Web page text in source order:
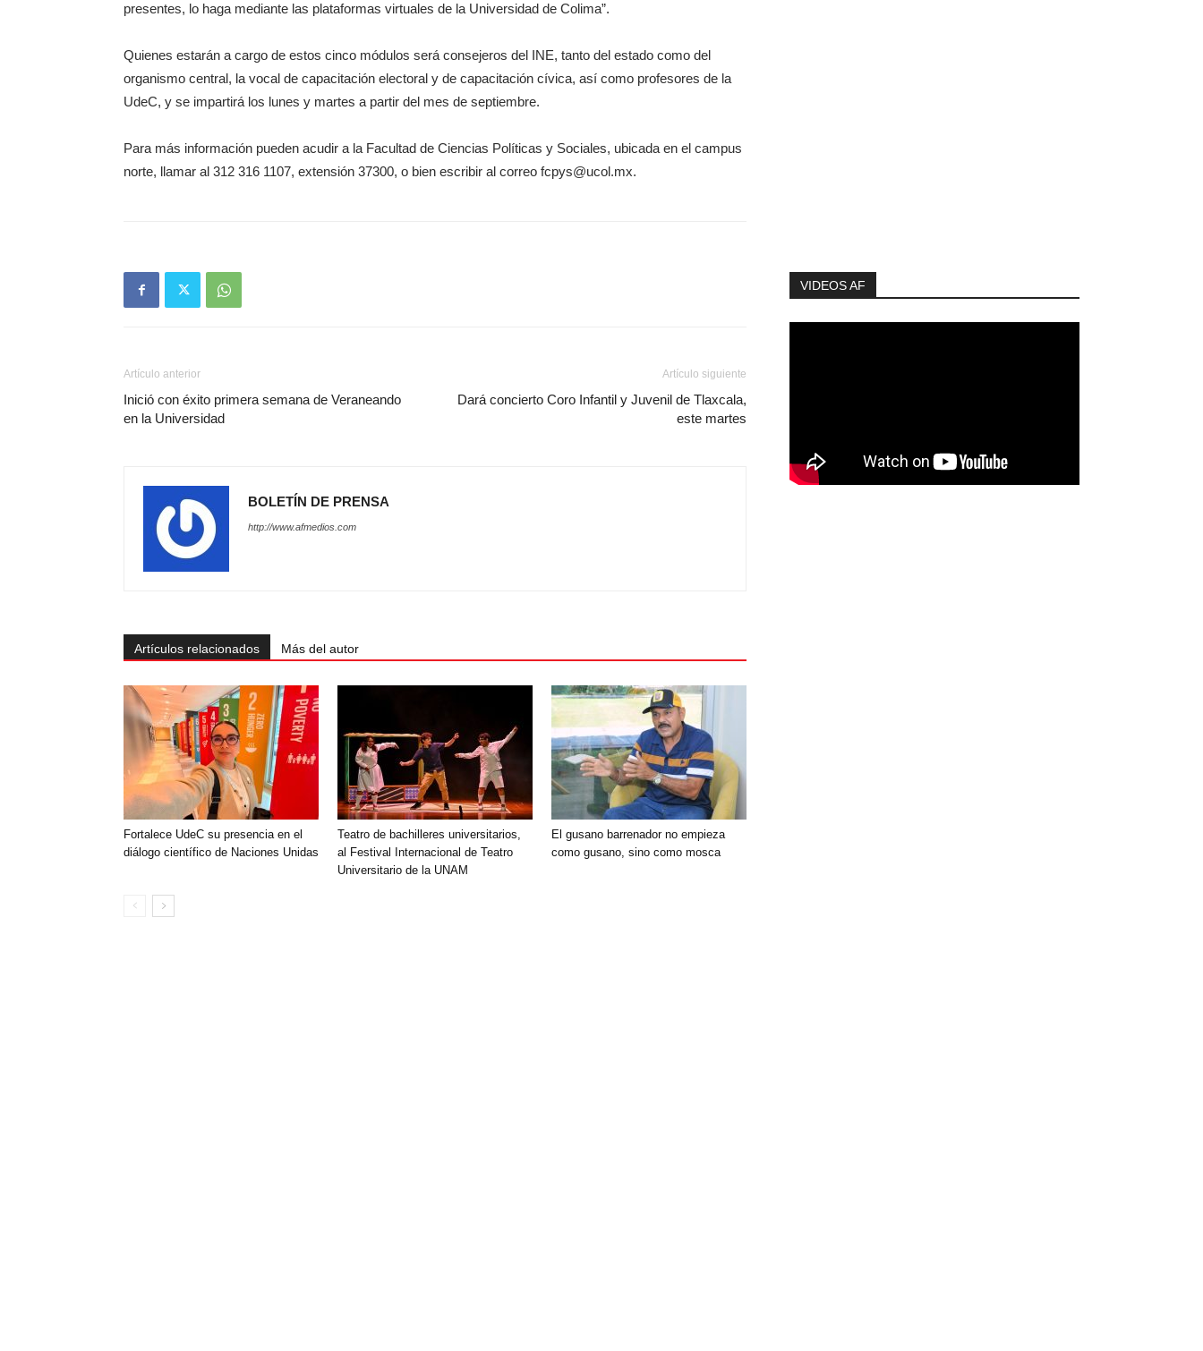
presentes, lo haga mediante las plataformas virtuales de la Universidad de Colima”.
Quienes estarán a cargo de estos cinco módulos será consejeros del INE, tanto del estado como del
organismo central, la vocal de capacitación electoral y de capacitación cívica, así como profesores de la
UdeC, y se impartirá los lunes y martes a partir del mes de septiembre.
Para más información pueden acudir a la Facultad de Ciencias Políticas y Sociales, ubicada en el campus
norte, llamar al 312 316 1107, extensión 37300, o bien escribir al correo fcpys@ucol.mx.
Artículo anterior
Inició con éxito primera semana de Veraneando
en la Universidad
Artículo siguiente
Dará concierto Coro Infantil y Juvenil de Tlaxcala,
este martes
BOLETÍN DE PRENSA
http://www.afmedios.com
Artículos relacionados Más del autor
Fortalece UdeC su presencia en el
diálogo científico de Naciones Unidas
Teatro de bachilleres universitarios,
al Festival Internacional de Teatro
Universitario de la UNAM
El gusano barrenador no empieza
como gusano, sino como mosca
VIDEOS AF